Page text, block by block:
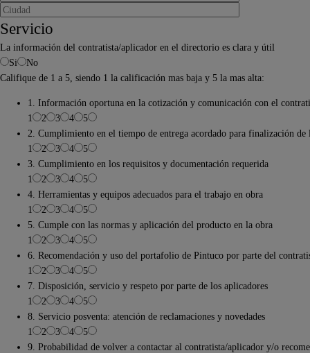
Servicio
La información del contratista/aplicador en el directorio es clara y útil
Si
No
Califique de 1 a 5, siendo 1 la calificación mas baja y 5 la mas alta:
1. Información oportuna en la cotización y comunicación con el
1
2 3 4
5
2. Cumplimiento en el tiempo de entrega acordado para finalización de
1
2 3 4
5
3. Cumplimiento en los requisitos y documentación requerida
1
2 3 4
5
4. Herramientas y equipos adecuados para el trabajo en obra
1
2 3 4
5
5. Cumple con las normas y aplicación del producto en la obra
1
2 3 4
5
6. Recomendación y uso del portafolio de Pintuco por parte del
1
2 3 4
5
7. Disposición, servicio y respeto por parte de los aplicadores
1
2 3 4
5
8. Servicio posventa: atención de reclamaciones y novedades
1
2 3 4
5
9. Probabilidad de volver a contactar al contratista/aplicador y/o